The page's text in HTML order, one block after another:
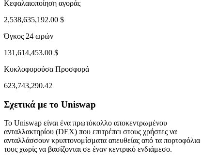
3, 07:21 AM
Κεφαλαιοποίηση αγοράς
2,538,635,192.00 $
Όγκος 24 ωρών
131,614,453.00 $
Κυκλοφορούσα Προσφορά
623,743,290.42
Σχετικά με το Uniswap
Το Uniswap είναι ένα πρωτόκολλο αποκεντρωμένου
ανταλλακτηρίου (DEX) που επιτρέπει στους χρήστες να
ανταλλάσσουν κρυπτονομίσματα απευθείας από τα πορτοφόλια
τους χωρίς να βασίζονται σε έναν κεντρικό ενδιάμεσο.